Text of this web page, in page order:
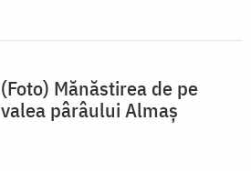
(Foto) Mănăstirea de pe
valea pârâului Almaș